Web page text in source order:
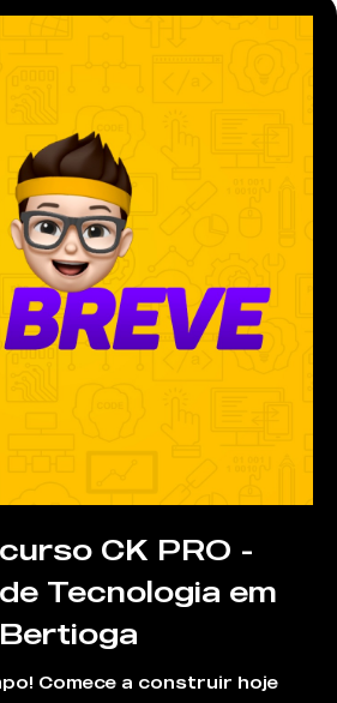
CK PRO -
Tecnologia em
Bertioga
Comece a construir hoje